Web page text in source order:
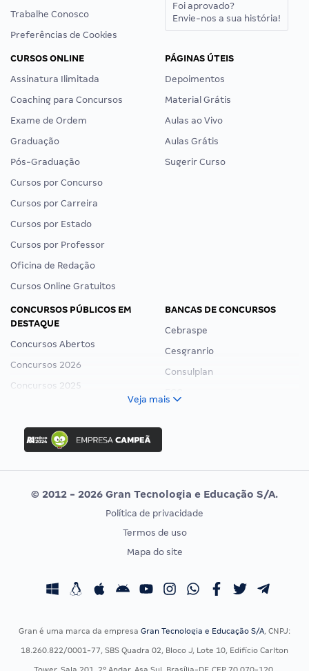
Trabalhe Conosco
Preferências de Cookies
Foi aprovado?
Envie-nos a sua história!
CURSOS ONLINE
Assinatura Ilimitada
Coaching para Concursos
Exame de Ordem
Graduação
Pós-Graduação
Cursos por Concurso
Cursos por Carreira
Cursos por Estado
Cursos por Professor
Oficina de Redação
Cursos Online Gratuitos
PÁGINAS ÚTEIS
Depoimentos
Material Grátis
Aulas ao Vivo
Aulas Grátis
Sugerir Curso
CONCURSOS PÚBLICOS EM
DESTAQUE
Concursos Abertos
Concursos 2026
Concursos 2025
Concurso Ibama
Concurso MPU
Editais publicados
BANCAS DE CONCURSOS
Cebraspe
Cesgranrio
Consulplan
Vunesp
CONCURSOS POR PROFISSÃO
Concursos Fiscais
Concursos Saúde
EXAME DE ORDEM
Calendário OAB
Veja mais
© 2012 - 2026 Gran Tecnologia e Educação S/A.
Política de privacidade
Termos de uso
Mapa do site
Gran é uma marca da empresa Gran Tecnologia e Educação S/A, CNPJ:
18.260.822/0001-77, SBS Quadra 02, Bloco J, Lote 10, Edifício Carlton